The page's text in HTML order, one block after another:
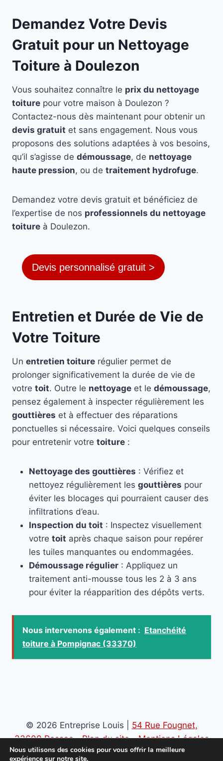
Demandez Votre Devis
Gratuit pour un Nettoyage
Toiture à Doulezon
Vous souhaitez connaître le prix du nettoyage
toiture pour votre maison à Doulezon ?
Contactez-nous dès maintenant pour obtenir un
devis gratuit et sans engagement. Nous vous
proposons des solutions adaptées à vos besoins,
qu’il s’agisse de démoussage, de nettoyage
haute pression, ou de traitement hydrofuge.
Demandez votre devis gratuit et bénéficiez de
l’expertise de nos professionnels du nettoyage
toiture à Doulezon.
Devis personnalisé gratuit >
Entretien et Durée de Vie de
Votre Toiture
Un entretien toiture régulier permet de
prolonger significativement la durée de vie de
votre toit. Outre le nettoyage et le démoussage,
pensez également à inspecter régulièrement les
gouttières et à effectuer des réparations
ponctuelles si nécessaire. Voici quelques conseils
pour entretenir votre toiture :
Nettoyage des gouttières : Vérifiez et
nettoyez régulièrement les gouttières pour
éviter les blocages qui pourraient causer des
infiltrations d’eau.
Inspection du toit : Inspectez visuellement
votre toit après chaque saison pour repérer
les tuiles manquantes ou endommagées.
Démoussage régulier : Appliquez un
traitement anti-mousse tous les 2 à 3 ans
pour éviter la réapparition des dépôts verts.
Nous intervenons également : Etanchéité
toiture à Pompignac (33370)
© 2026 Entreprise Louis | 54 Rue Fougnet,
33600 Pessac-Plan du site-Mentions Légales
-Politique de confidentialité
Nous utilisons des cookies pour vous offrir la meilleure
expérience sur notre site.